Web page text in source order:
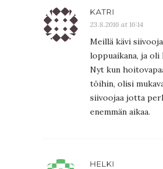
KATRI
23.8.2016 at 16:14
Meillä kävi
loppuaikana, ja oli
Nyt kun
töihin, olisi
siivoojaa jotta
enemmän aikaa.
HELKI